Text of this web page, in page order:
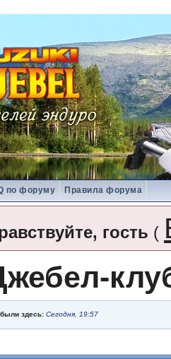
по форуму Правила форума
гость (
здесь: Сегодня, 19:57